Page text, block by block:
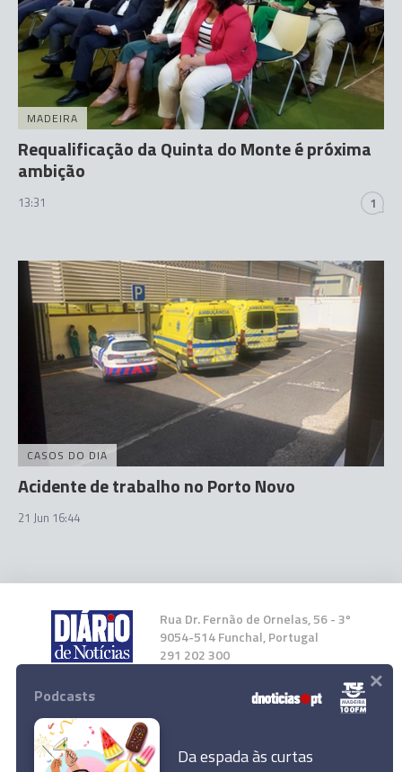
MADEIRA
Requalificação da Quinta do Monte é próxima
ambição
13:31 1
CASOS DO DIA
Acidente de trabalho no Porto Novo
21 Jun 16:44
Rua Dr. Fernão de Ornelas, 56 - 3º
9054-514 Funchal, Portugal
291 202 300
Instale a nossa App
Podcasts
Da espada às curtas
×